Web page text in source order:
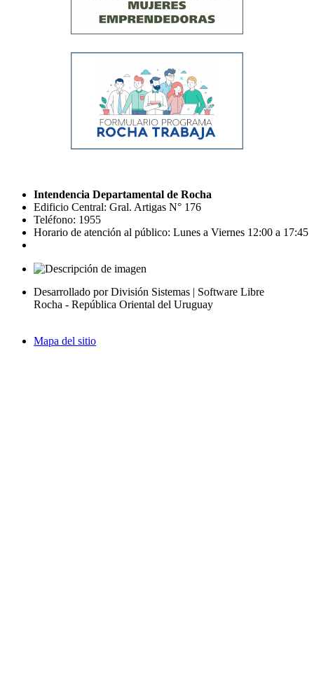
Intendencia Departamental de Rocha
Edificio Central: Gral. Artigas N° 176
Teléfono: 1955
Horario de atención al público: Lunes a Viernes 12:00 a 17:45
Desarrollado por División Sistemas | Software Libre
Rocha - República Oriental del Uruguay
Mapa del sitio